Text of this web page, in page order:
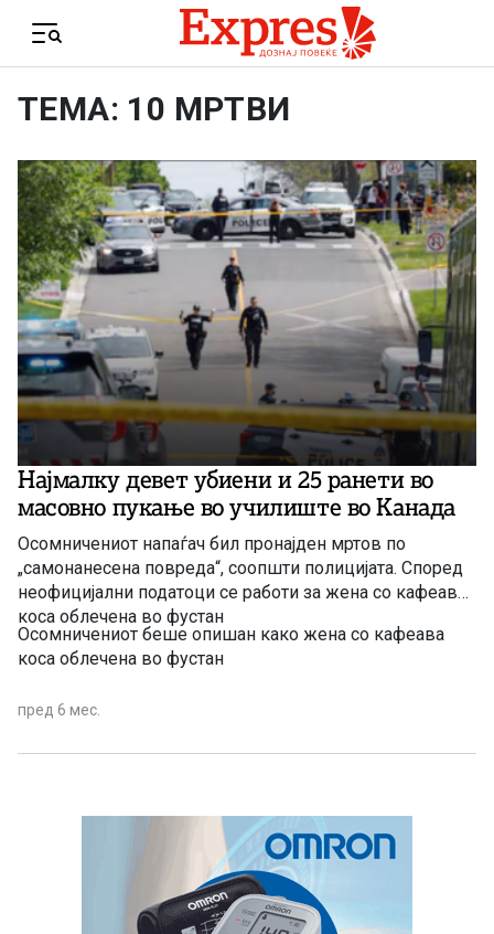
Menu
ТЕМА: 10 МРТВИ
Најмалку девет убиени и 25 ранети во
масовно пукање во училиште во Канада
Осомничениот напаѓач бил пронајден мртов по
„самонанесена повреда“, соопшти полицијата. Според
неофицијални податоци се работи за жена со кафеава
коса облечена во фустан
Осомничениот беше опишан како жена со кафеава
коса облечена во фустан
пред 6 мес.